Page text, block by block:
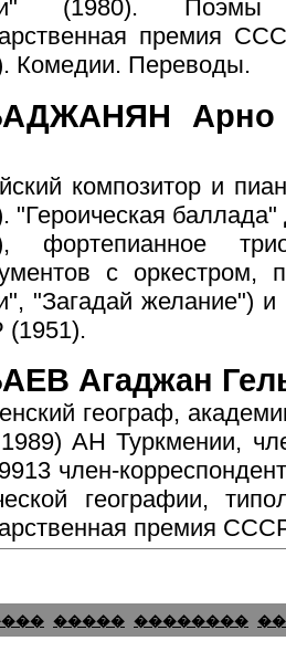
(1980).
премия
Комедии. Переводы.
Арно
композитор и
"Героическая
фортепианное
с оркестром,
"Загадай желание") и
Агаджан
географ,
АН Туркмении,
член-
географии,
премия
����� ��������